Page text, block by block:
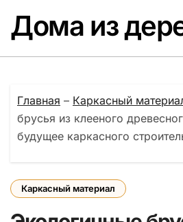
содержанию
Дома из
Главная – Каркасный
брусья из клееного
будущее каркасного
Каркасный материал